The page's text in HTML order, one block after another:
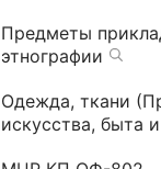
Предметы
этнографии
Одежда, ткани
искусства, быта